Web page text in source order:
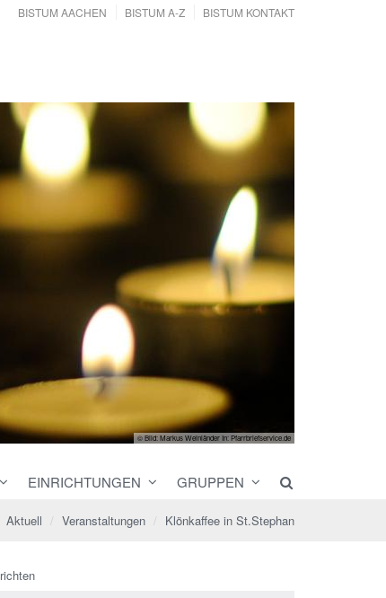
BISTUM AACHEN BISTUM A-Z BISTUM KONTAKT
© Bild: Markus Weinländer In: Pfarrbriefservice.de
EINRICHTUNGEN GRUPPEN
Aktuell Veranstaltungen Klönkaffee in St.Stephan